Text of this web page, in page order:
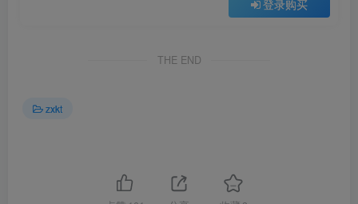
登录购买
THE END
zxkt